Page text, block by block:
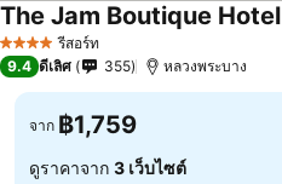
4 ดาว รีสอร์ท
The Jam Boutique Hotel
9.4 ดีเลิศ 355 หลวงพระบาง
จาก ฿1,759
ดูราคาจาก 3 เว็บไซต์